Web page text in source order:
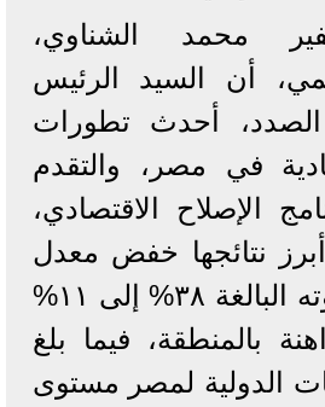
محمد الشناوي،
أن السيد الرئيس
أحدث تطورات
في مصر، والتقدم
الإصلاح الاقتصادي،
نتائجها خفض معدل
التضخم من ذروته البالغة ٣٨% إلى ١١%
بالمنطقة، فيما بلغ
الدولية لمصر مستوى